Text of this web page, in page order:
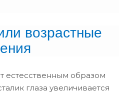
возрастные
естесственным образом
глаза увеличивается